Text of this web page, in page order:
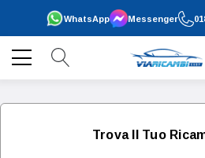
WhatsApp Messenger
Trova Il Tuo